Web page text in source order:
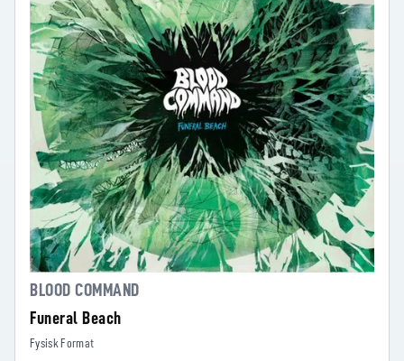
BLOOD COMMAND
Funeral Beach
Fysisk Format